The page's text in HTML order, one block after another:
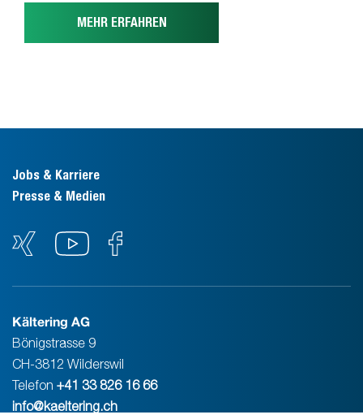
MEHR ERFAHREN
Jobs & Karriere
Presse & Medien
Kältering AG
Bönigstrasse 9
CH-3812 Wilderswil
Telefon +41 33 826 16 66
info@kaeltering.ch